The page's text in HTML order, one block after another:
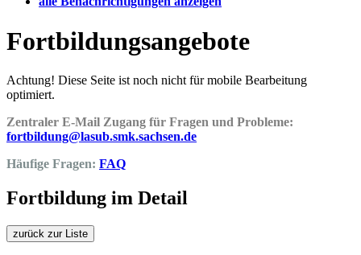
Fortbildungsangebote
Achtung! Diese Seite ist noch nicht für mobile Bearbeitung
optimiert.
Zentraler E-Mail Zugang für Fragen und Probleme:
fortbildung@lasub.smk.sachsen.de
Häufige Fragen: FAQ
Fortbildung im Detail
zurück zur Liste